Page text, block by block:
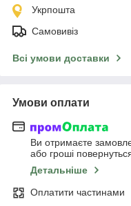
Укрпошта
Самовивіз
Всі умови доставки
Умови оплати
Ви отримаєте
або гроші
Детальніше
Оплатити частинами